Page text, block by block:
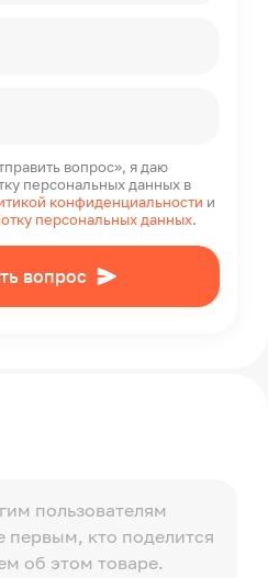
вопрос», я даю
персональных данных в
конфиденциальности и
персональных данных.
вопрос
пользователям
первым, кто поделится
об этом товаре.